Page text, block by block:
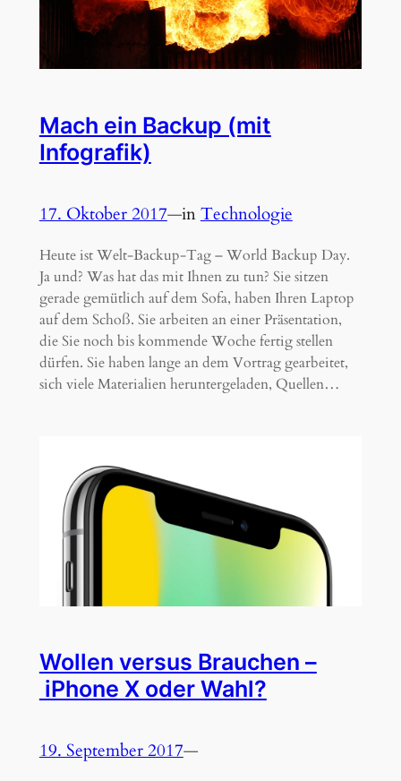
Mach ein Backup (mit
Infografik)
17. Oktober 2017—inTechnologie
Heute ist Welt-Backup-Tag – World Backup Day.
Ja und? Was hat das mit Ihnen zu tun? Sie sitzen
gerade gemütlich auf dem Sofa, haben Ihren Laptop
auf dem Schoß. Sie arbeiten an einer Präsentation,
die Sie noch bis kommende Woche fertig stellen
dürfen. Sie haben lange an dem Vortrag gearbeitet,
sich viele Materialien heruntergeladen, Quellen…
Wollen versus Brauchen –
iPhone X oder Wahl?
19. September 2017—